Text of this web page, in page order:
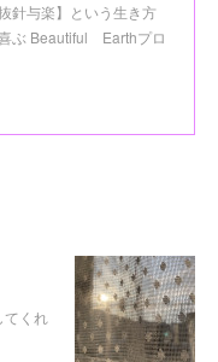
針与楽】という生き方
ぶ Beautiful Earthプロ
てくれ